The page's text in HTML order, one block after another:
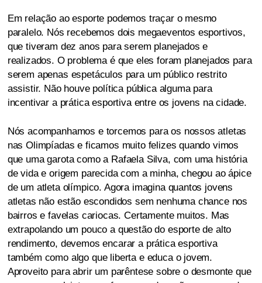
Em relação ao esporte podemos traçar o mesmo
paralelo. Nós recebemos dois megaeventos esportivos,
que tiveram dez anos para serem planejados e
realizados. O problema é que eles foram planejados para
serem apenas espetáculos para um público restrito
assistir. Não houve política pública alguma para
incentivar a prática esportiva entre os jovens na cidade.
Nós acompanhamos e torcemos para os nossos atletas
nas Olimpíadas e ficamos muito felizes quando vimos
que uma garota como a Rafaela Silva, com uma história
de vida e origem parecida com a minha, chegou ao ápice
de um atleta olímpico. Agora imagina quantos jovens
atletas não estão escondidos sem nenhuma chance nos
bairros e favelas cariocas. Certamente muitos. Mas
extrapolando um pouco a questão do esporte de alto
rendimento, devemos encarar a prática esportiva
também como algo que liberta e educa o jovem.
Aproveito para abrir um parêntese sobre o desmonte que